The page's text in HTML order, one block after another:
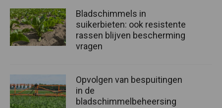
Bladschimmels in
suikerbieten: ook resistente
rassen blijven bescherming
vragen
Opvolgen van bespuitingen
in de
bladschimmelbeheersing